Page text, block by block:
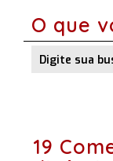
O que
19